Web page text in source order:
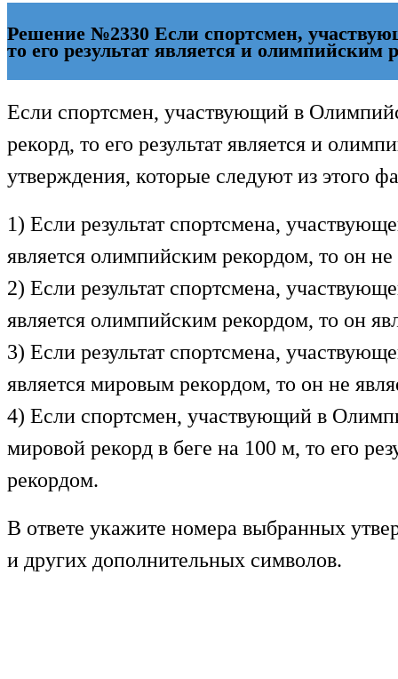
Решение №2330 Если спортсмен,
то его результат является и олимпийским
Если спортсмен, участвующий в
рекорд, то его результат является и
утверждения, которые следуют из этого
1) Если результат спортсмена,
является олимпийским рекордом, то он
2) Если результат спортсмена,
является олимпийским рекордом, то он
3) Если результат спортсмена,
является мировым рекордом, то он не
4) Если спортсмен, участвующий в
мировой рекорд в беге на 100 м, то его
рекордом.
В ответе укажите номера выбранных
и других дополнительных символов.